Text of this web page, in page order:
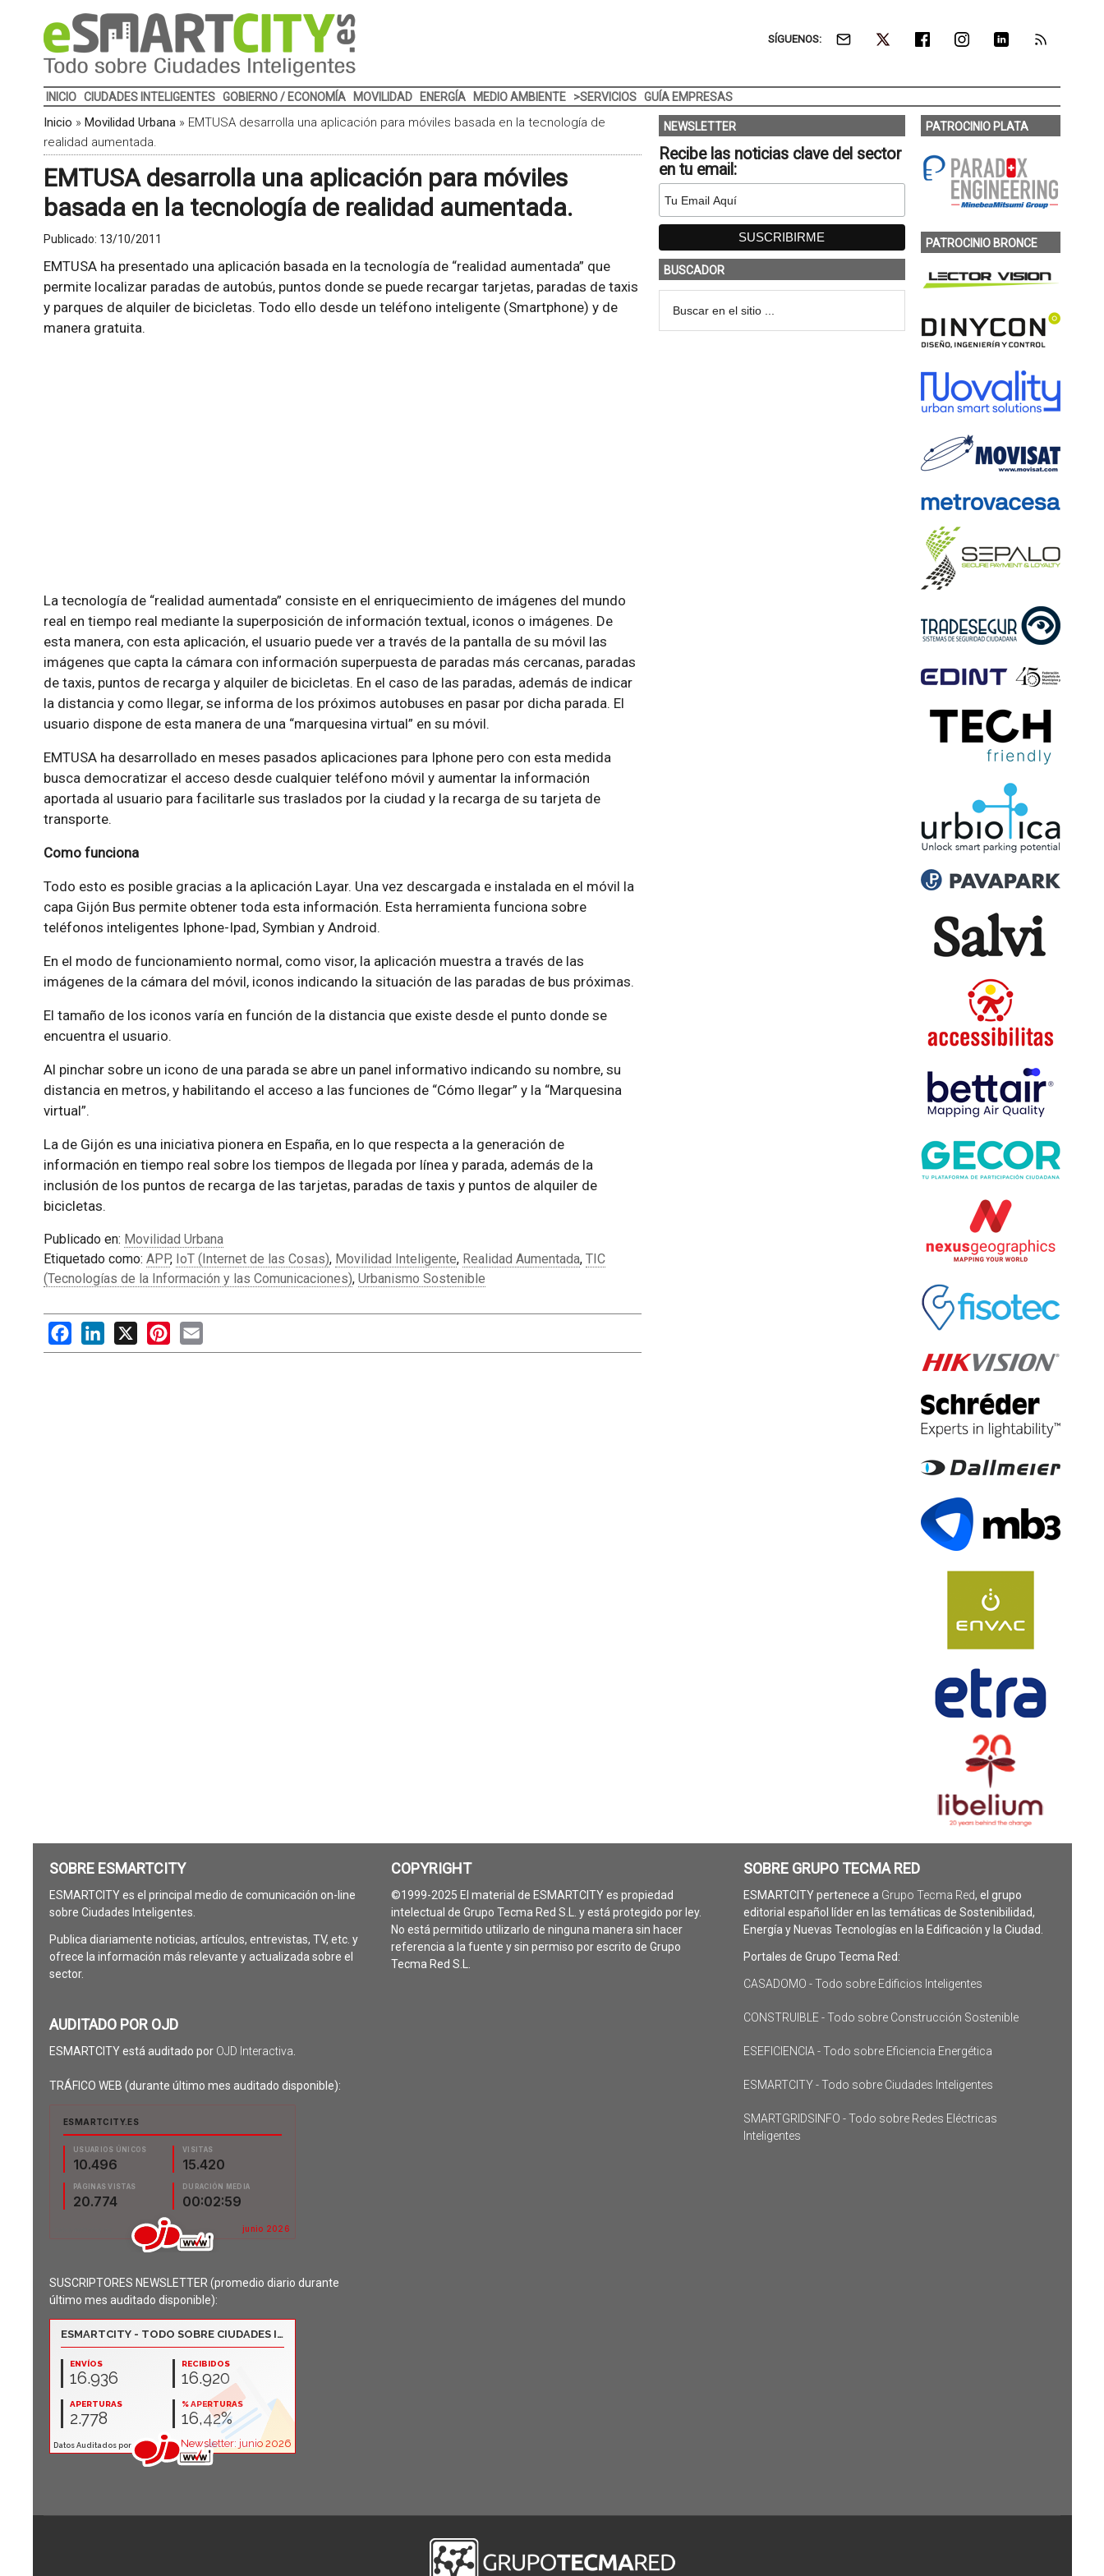
SÍGUENOS:
INICIO CIUDADES INTELIGENTES GOBIERNO / ECONOMÍA MOVILIDAD ENERGÍA MEDIO AMBIENTE >SERVICIOS GUÍA EMPRESAS
Inicio » Movilidad Urbana» EMTUSA desarrolla una aplicación para móviles basada en la tecnología de
realidad aumentada.
EMTUSA desarrolla una aplicación para móviles
basada en la tecnología de realidad aumentada.
Publicado: 13/10/2011
EMTUSA ha presentado una aplicación basada en la tecnología de “realidad aumentada” que
permite localizar paradas de autobús, puntos donde se puede recargar tarjetas, paradas de taxis
y parques de alquiler de bicicletas. Todo ello desde un teléfono inteligente (Smartphone) y de
manera gratuita.
La tecnología de “realidad aumentada” consiste en el enriquecimiento de imágenes del mundo
real en tiempo real mediante la superposición de información textual, iconos o imágenes. De
esta manera, con esta aplicación, el usuario puede ver a través de la pantalla de su móvil las
imágenes que capta la cámara con información superpuesta de paradas más cercanas, paradas
de taxis, puntos de recarga y alquiler de bicicletas. En el caso de las paradas, además de indicar
la distancia y como llegar, se informa de los próximos autobuses en pasar por dicha parada. El
usuario dispone de esta manera de una “marquesina virtual” en su móvil.
EMTUSA ha desarrollado en meses pasados aplicaciones para Iphone pero con esta medida
busca democratizar el acceso desde cualquier teléfono móvil y aumentar la información
aportada al usuario para facilitarle sus traslados por la ciudad y la recarga de su tarjeta de
transporte.
Como funciona
Todo esto es posible gracias a la aplicación Layar. Una vez descargada e instalada en el móvil la
capa Gijón Bus permite obtener toda esta información. Esta herramienta funciona sobre
teléfonos inteligentes Iphone-Ipad, Symbian y Android.
En el modo de funcionamiento normal, como visor, la aplicación muestra a través de las
imágenes de la cámara del móvil, iconos indicando la situación de las paradas de bus próximas.
El tamaño de los iconos varía en función de la distancia que existe desde el punto donde se
encuentra el usuario.
Al pinchar sobre un icono de una parada se abre un panel informativo indicando su nombre, su
distancia en metros, y habilitando el acceso a las funciones de “Cómo llegar” y la “Marquesina
virtual”.
La de Gijón es una iniciativa pionera en España, en lo que respecta a la generación de
información en tiempo real sobre los tiempos de llegada por línea y parada, además de la
inclusión de los puntos de recarga de las tarjetas, paradas de taxis y puntos de alquiler de
bicicletas.
Publicado en: Movilidad Urbana
Etiquetado como: APP, IoT (Internet de las Cosas), Movilidad Inteligente, Realidad Aumentada, TIC
(Tecnologías de la Información y las Comunicaciones), Urbanismo Sostenible
FacebookLinkedIn
X PinterestEmail
NEWSLETTER
Recibe las noticias clave del sector
en tu email:
BUSCADOR
PATROCINIO PLATA
PATROCINIO BRONCE
SOBRE ESMARTCITY
ESMARTCITY es el principal medio de comunicación on-line
sobre Ciudades Inteligentes.
Publica diariamente noticias, artículos, entrevistas, TV, etc. y
ofrece la información más relevante y actualizada sobre el
sector.
AUDITADO POR OJD
ESMARTCITY está auditado por OJD Interactiva
TRÁFICO WEB (durante último mes auditado disponible):
SUSCRIPTORES NEWSLETTER (promedio diario durante
último mes auditado disponible):
COPYRIGHT
©1999-2025 El material de ESMARTCITY es propiedad
intelectual de Grupo Tecma Red S.L. y está protegido por ley.
No está permitido utilizarlo de ninguna manera sin hacer
referencia a la fuente y sin permiso por escrito de Grupo
Tecma Red S.L.
SOBRE GRUPO TECMA RED
ESMARTCITY pertenece a Grupo Tecma Red, el grupo
editorial español líder en las temáticas de Sostenibilidad,
Energía y Nuevas Tecnologías en la Edificación y la Ciudad.
Portales de Grupo Tecma Red:
CASADOMO - Todo sobre Edificios Inteligentes
CONSTRUIBLE - Todo sobre Construcción Sostenible
ESEFICIENCIA - Todo sobre Eficiencia Energética
ESMARTCITY - Todo sobre Ciudades Inteligentes
SMARTGRIDSINFO - Todo sobre Redes Eléctricas
Inteligentes